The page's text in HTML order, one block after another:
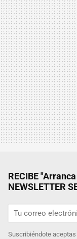
RECIBE
NEWSLETTER
Suscribiéndote